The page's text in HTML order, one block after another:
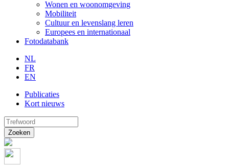
Wonen en woonomgeving
Mobiliteit
Cultuur en levenslang leren
Europees en internationaal
Fotodatabank
NL
FR
EN
Publicaties
Kort nieuws
Zoeken